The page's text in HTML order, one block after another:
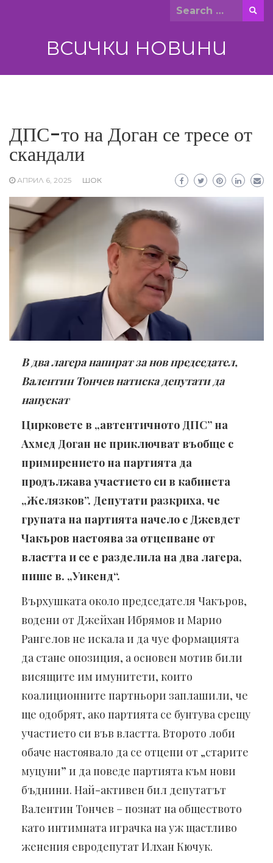
Search
ВСИЧКИ НОВИНИ
ДПС-то на Доган се тресе от
скандали
АПРИЛ 6, 2025 ШОК
В два лагера напират за нов председател,
Валентин Тончев натиска депутати да
напускат
Цирковете в „автентичното ДПС” на
Ахмед Доган не приключват въобще с
примирението на партията да
продължава участието си в кабинета
„Желязков”. Депутати разкриха, че
групата на партията начело с Джевдет
Чакъров настоява за отцепване от
властта и се е разделила на два лагера,
пише в. „Уикенд“.
Върхушката около председателя Чакъров,
водени от Джейхан Ибрямов и Марио
Рангелов не искала и да чуе формацията
да стане опозиция, а основен мотив били
висящите им имунитети, които
коалиционните партньори заплашили, че
ще одобрят, ако партията се бунтува срещу
участието си във властта. Второто лоби
обаче настоявало да се отцепи от „старите
муцуни” и да поведе партията към нови
бъднини. Най-активен бил депутатът
Валентин Тончев – познат на обществото
като интимната играчка на уж щастливо
женения евродепутат Илхан Кючук.